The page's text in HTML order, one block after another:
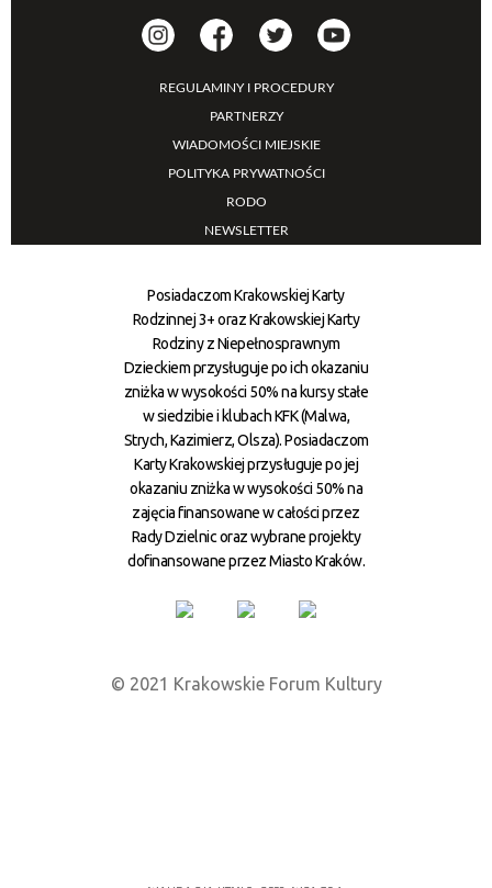
REGULAMINY I PROCEDURY
PARTNERZY
WIADOMOŚCI MIEJSKIE
POLITYKA PRYWATNOŚCI
RODO
NEWSLETTER
Posiadaczom Krakowskiej Karty
Rodzinnej 3+ oraz Krakowskiej Karty
Rodziny z Niepełnosprawnym
Dzieckiem przysługuje po ich okazaniu
zniżka w wysokości 50% na kursy stałe
w siedzibie i klubach KFK (Malwa,
Strych, Kazimierz, Olsza). Posiadaczom
Karty Krakowskiej przysługuje po jej
okazaniu zniżka w wysokości 50% na
zajęcia finansowane w całości przez
Rady Dzielnic oraz wybrane projekty
dofinansowane przez Miasto Kraków.
© 2021 Krakowskie Forum Kultury